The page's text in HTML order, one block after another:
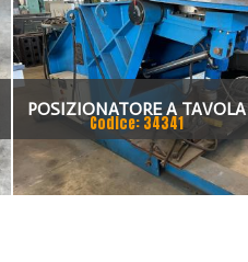
POSIZIONATORE A TAVOLA
ISAM 2O TON
Codice: 34341